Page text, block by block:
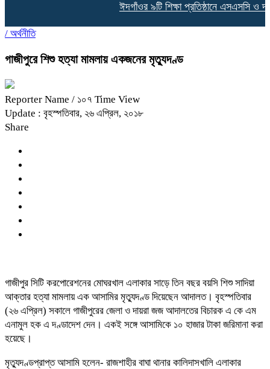
ঈদগাঁওর ৯টি শিক্ষা প্রতিষ্ঠানে এসএসসি ও
/ অর্থনীতি
গাজীপুরে শিশু হত্যা মামলায় একজনের মৃত্যুদণ্ড
Reporter Name / ১০৭ Time View
Update : বৃহস্পতিবার, ২৬ এপ্রিল, ২০১৮
Share
গাজীপুর সিটি করপোরেশনের মোঘরখাল এলাকার সাড়ে তিন বছর বয়সি শিশু সাদিয়া
আক্তার হত্যা মামলায় এক আসামির মৃত্যুদণ্ড দিয়েছেন আদালত। বৃহস্পতিবার
(২৬ এপ্রিল) সকালে গাজীপুরের জেলা ও দায়রা জজ আদালতের বিচারক এ কে এম
এনামুল হক এ দণ্ডাদেশ দেন। একই সঙ্গে আসামিকে ১০ হাজার টাকা জরিমানা করা
হয়েছে।
মৃত্যুদণ্ডপ্রাপ্ত আসামি হলেন- রাজশাহীর বাঘা থানার কালিদাসখালি এলাকার